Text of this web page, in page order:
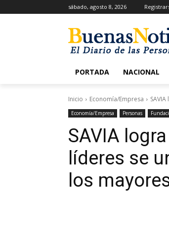
sábado, agosto 8, 2026
PORTADA NACIONAL
Inicio Economía/Empresa
Economía/Empresa Personas
SAVIA
líderes se
los